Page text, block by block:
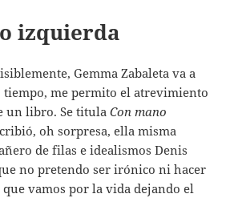
izquierda
Gemma Zabaleta va a
tiempo, me permito el atrevimiento
un libro. Se titulaCon mano
oh sorpresa, ella misma
de filas e idealismos Denis
no pretendo ser irónico ni hacer
que vamos por la vida dejando el